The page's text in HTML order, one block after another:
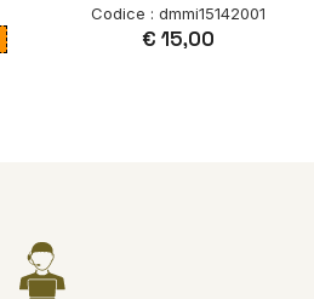
Codice : dmmi15142001
€ 15,00